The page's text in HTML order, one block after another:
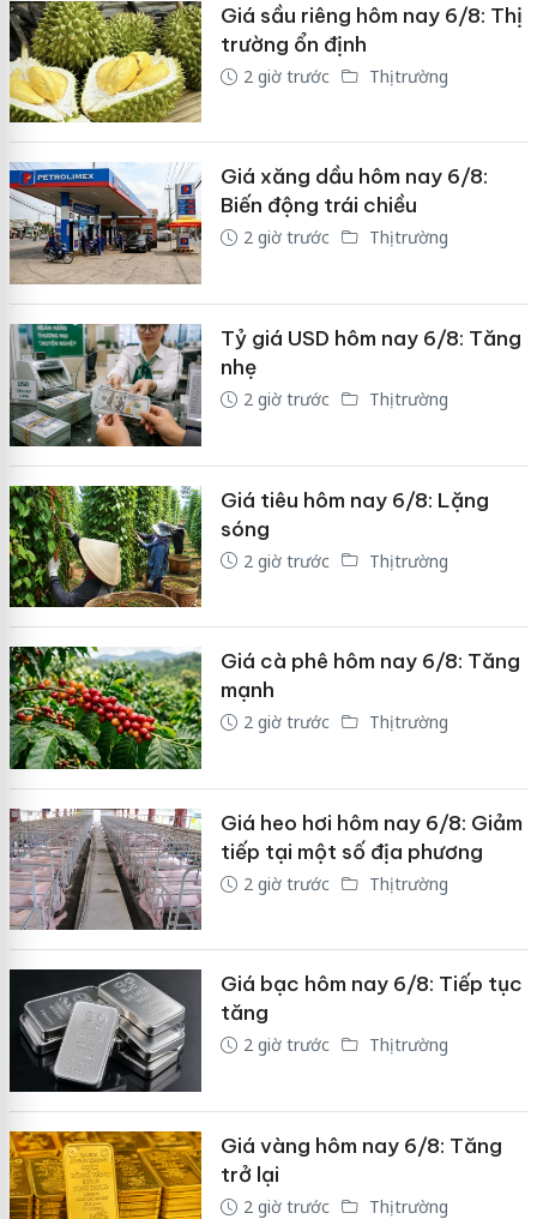
Giá sầu riêng hôm nay 6/8: Thị
trường ổn định
2 giờ trước Thị trường
Giá xăng dầu hôm nay 6/8:
Biến động trái chiều
2 giờ trước Thị trường
Tỷ giá USD hôm nay 6/8: Tăng
nhẹ
2 giờ trước Thị trường
Giá tiêu hôm nay 6/8: Lặng
sóng
2 giờ trước Thị trường
Giá cà phê hôm nay 6/8: Tăng
mạnh
2 giờ trước Thị trường
Giá heo hơi hôm nay 6/8: Giảm
tiếp tại một số địa phương
2 giờ trước Thị trường
Giá bạc hôm nay 6/8: Tiếp tục
tăng
2 giờ trước Thị trường
Giá vàng hôm nay 6/8: Tăng
trở lại
2 giờ trước Thị trường